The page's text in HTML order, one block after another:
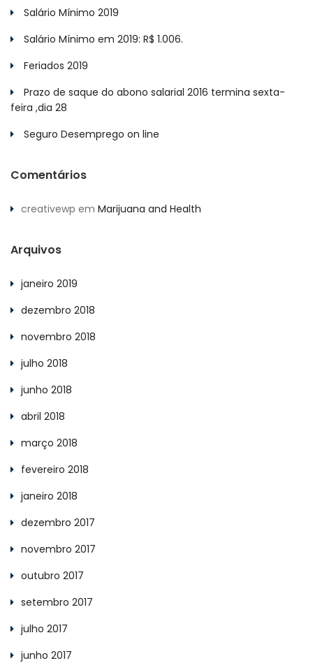
Salário Mínimo 2019
Salário Mínimo em 2019: R$ 1.006.
Feriados 2019
Prazo de saque do abono salarial 2016 termina sexta-
feira ,dia 28
Seguro Desemprego on line
Comentários
creativewp em Marijuana and Health
Arquivos
janeiro 2019
dezembro 2018
novembro 2018
julho 2018
junho 2018
abril 2018
março 2018
fevereiro 2018
janeiro 2018
dezembro 2017
novembro 2017
outubro 2017
setembro 2017
julho 2017
junho 2017